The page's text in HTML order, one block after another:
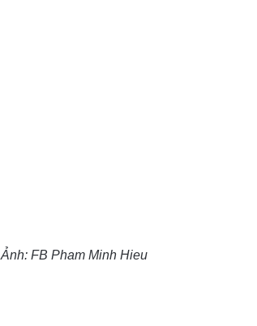
Ảnh: FB Pham Minh Hieu